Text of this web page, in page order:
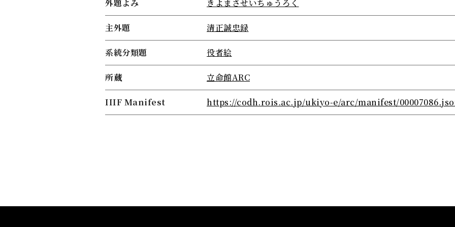
外題よみ きよまさせいちゅうろく
主外題 清正誠忠録
系統分類題 役者絵
所蔵 立命館ARC
IIIF Manifest https://codh.rois.ac.jp/ukiyo-e/arc/manifest/